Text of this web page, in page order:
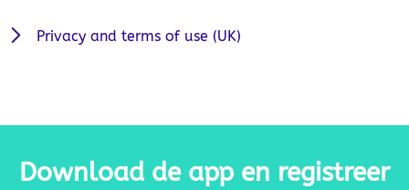
Privacy and terms of use (UK)
Download de app en registreer